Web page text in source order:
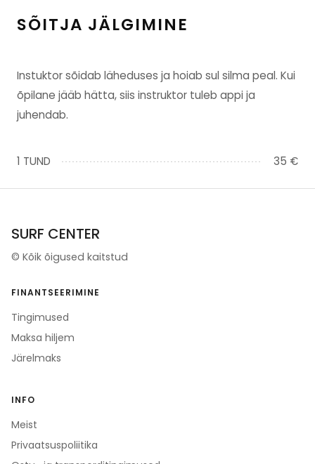
SÕITJA JÄLGIMINE
Instuktor sõidab läheduses ja hoiab sul silma peal. Kui
õpilane jääb hätta, siis instruktor tuleb appi ja
juhendab.
1 TUND 35 €
SURF CENTER
© Kõik õigused kaitstud
FINANTSEERIMINE
Tingimused
Maksa hiljem
Järelmaks
INFO
Meist
Privaatsuspoliitika